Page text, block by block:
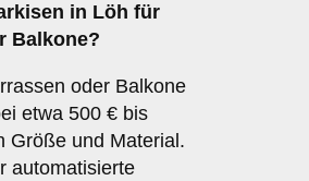
in Löh für
Balkone?
oder Balkone
etwa 500 € bis
Größe und Material.
automatisierte